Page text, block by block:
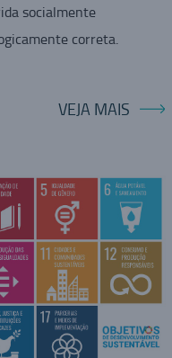
socialmente
correta.
VEJA MAIS